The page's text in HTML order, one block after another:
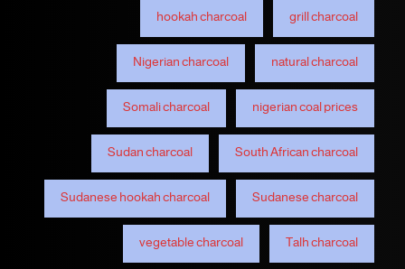
grill charcoal
hookah charcoal
natural charcoal
Nigerian charcoal
nigerian coal prices
Somali charcoal
South African charcoal
Sudan charcoal
Sudanese charcoal
Sudanese hookah charcoal
Talh charcoal
vegetable charcoal